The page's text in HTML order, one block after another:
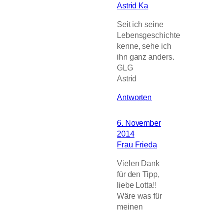
Astrid Ka
Seit ich seine
Lebensgeschichte
kenne, sehe ich
ihn ganz anders.
GLG
Astrid
Antworten
6. November
2014
Frau Frieda
Vielen Dank
für den Tipp,
liebe Lotta!!
Wäre was für
meinen